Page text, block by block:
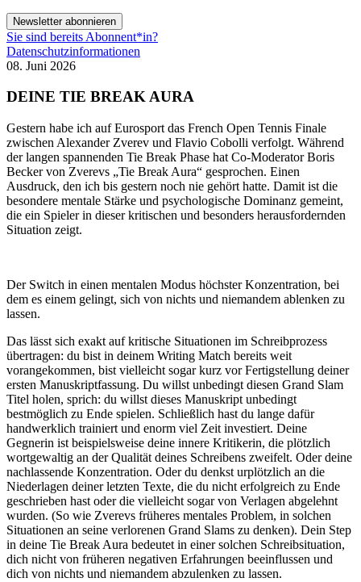
Newsletter abonnieren
Sie sind bereits Abonnent*in?
Datenschutzinformationen
08. Juni 2026
DEINE TIE BREAK AURA
Gestern habe ich auf Eurosport das French Open Tennis Finale
zwischen Alexander Zverev und Flavio Cobolli verfolgt. Während
der langen spannenden Tie Break Phase hat Co-Moderator Boris
Becker von Zverevs „Tie Break Aura“ gesprochen. Einen
Ausdruck, den ich bis gestern noch nie gehört hatte. Damit ist die
besondere mentale Stärke und psychologische Dominanz gemeint,
die ein Spieler in dieser kritischen und besonders herausfordernden
Situation zeigt.
Der Switch in einen mentalen Modus höchster Konzentration, bei
dem es einem gelingt, sich von nichts und niemandem ablenken zu
lassen.
Das lässt sich exakt auf kritische Situationen im Schreibprozess
übertragen: du bist in deinem Writing Match bereits weit
vorangekommen, bist vielleicht sogar kurz vor Fertigstellung deiner
ersten Manuskriptfassung. Du willst unbedingt diesen Grand Slam
Titel holen, sprich: du willst dieses Manuskript unbedingt
bestmöglich zu Ende spielen. Schließlich hast du lange dafür
handwerklich trainiert und enorm viel Zeit investiert. Deine
Gegnerin ist beispielsweise deine innere Kritikerin, die plötzlich
wortgewaltig an der Qualität deines Schreibens zweifelt. Oder deine
nachlassende Konzentration. Oder du denkst urplötzlich an die
Niederlagen deiner letzten Texte, die du nicht erfolgreich zu Ende
geschrieben hast oder die vielleicht sogar von Verlagen abgelehnt
wurden. (So wie Zverevs früheres mentales Problem, in solchen
Situationen an seine verlorenen Grand Slams zu denken). Dein Step
in deine Tie Break Aura bedeutet in einer solchen Schreibsituation,
dich nicht von früheren negativen Erfahrungen beeinflussen und
dich von nichts und niemandem abzulenken zu lassen.